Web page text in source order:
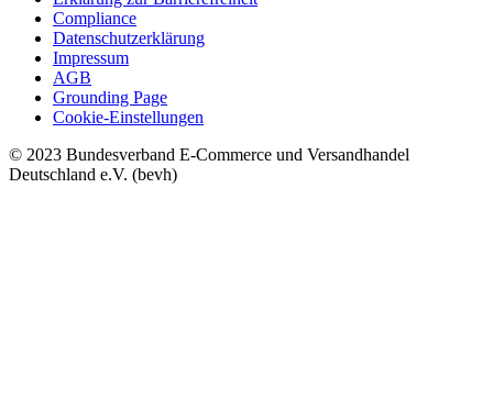
Compliance
Datenschutzerklärung
Impressum
AGB
Grounding Page
Cookie-Einstellungen
© 2023 Bundesverband E-Commerce und Versandhandel
Deutschland e.V. (bevh)